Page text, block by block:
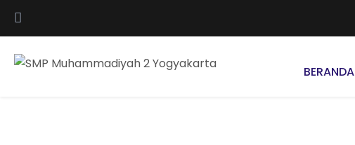
BERANDA